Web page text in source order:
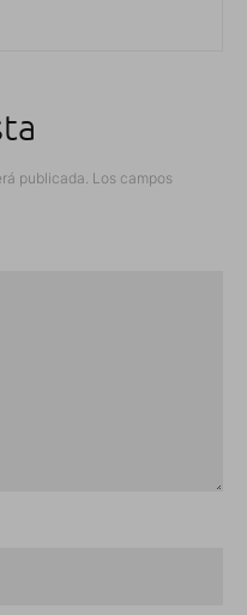
publicada. Los campos